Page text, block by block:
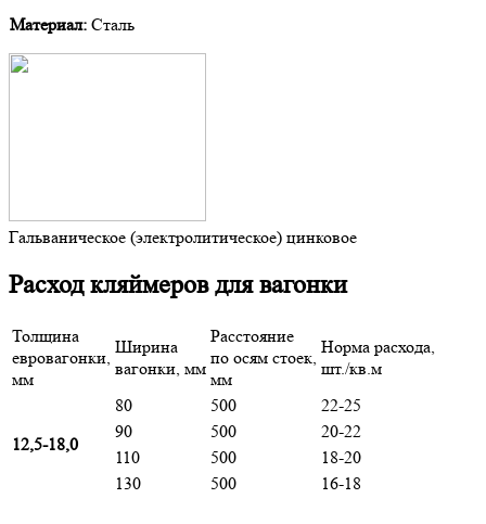
Материал: Сталь
Гальваническое (электролитическое) цинковое
Расход кляймеров для вагонки
Толщина
евровагонки,
мм
Ширина
вагонки, мм
Расстояние
по осям стоек,
мм
Норма расхода,
шт./кв.м
12,5-18,0
80 500
22-25
90
500
20-22
110
500
18-20
130
500 16-18